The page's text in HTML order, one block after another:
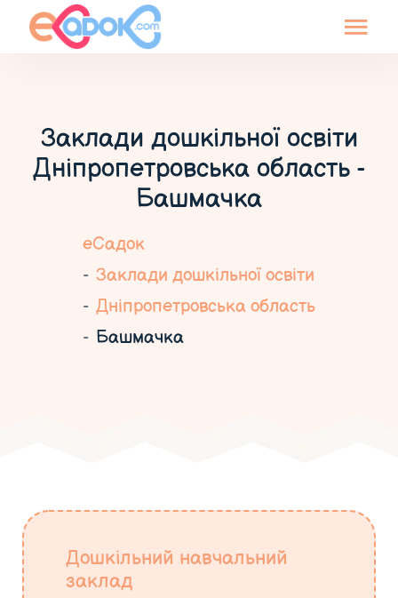
Заклади дошкільної освіти
Дніпропетровська область -
Башмачка
еСадок
Заклади дошкільної освіти
Дніпропетровська область
Башмачка
Дошкільний навчальний
заклад